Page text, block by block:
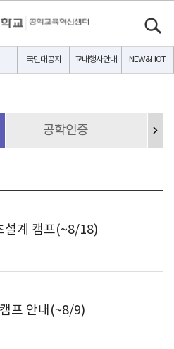
국민대공지 교내행사안내 NEW&HOT
공학인증
설계 캠프(~8/18)
프 안내(~8/9)